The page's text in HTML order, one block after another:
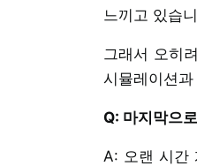
느끼고 있습
그래서 오히
시뮬레이션
Q: 마지막으
A: 오랜 시간